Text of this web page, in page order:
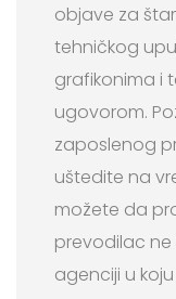
objave za
tehničkog
grafikonima i
ugovorom.
zaposlenog
uštedite na
možete da
prevodilac
agenciji u